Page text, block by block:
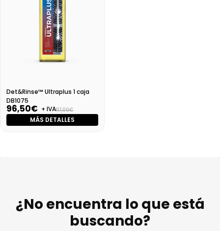
Det&Rinse™ Ultraplus 1 caja
DB1075
96,50€ + IVA117,00€
MÁS DETALLES
¿No encuentra lo que está
buscando?